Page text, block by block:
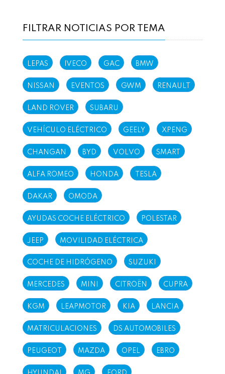
FILTRAR NOTICIAS POR TEMA
LEPAS IVECO GAC BMW
NISSAN EVENTOS GWM RENAULT
LAND ROVER SUBARU
VEHÍCULO ELÉCTRICO GEELY XPENG
CHANGAN BYD VOLVO SMART
ALFA ROMEO HONDA TESLA
DAKAR OMODA
AYUDAS COCHE ELÉCTRICO POLESTAR
JEEP MOVILIDAD ELÉCTRICA
COCHE DE HIDRÓGENO SUZUKI
MERCEDES MINI CITROËN CUPRA
KGM LEAPMOTOR KIA LANCIA
MATRICULACIONES DS AUTOMOBILES
PEUGEOT MAZDA OPEL EBRO